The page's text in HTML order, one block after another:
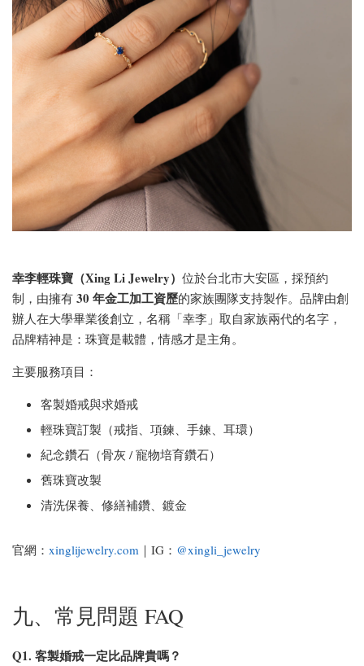
幸李輕珠寶（Xing Li Jewelry） 位於台北市大安區，採預約
制，由擁有 30 年金工加工資歷的家族團隊支持製作。品牌由創
辦人在大學畢業後創立，名稱「幸李」取自家族兩代的名字，
品牌精神是：珠寶是載體，情感才是主角。
主要服務項目：
客製婚戒與求婚戒
輕珠寶訂製（戒指、項鍊、手鍊、耳環）
紀念鑽石（骨灰 / 寵物培育鑽石）
舊珠寶改製
清洗保養、修繕補鑽、鍍金
官網： xinglijewelry.com ｜IG： @xingli_jewelry
九、常見問題 FAQ
Q1. 客製婚戒一定比品牌貴嗎？